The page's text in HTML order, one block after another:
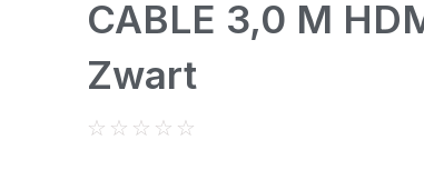
CABLE 3,0 M
Zwart
☆ ☆ ☆ ☆ ☆